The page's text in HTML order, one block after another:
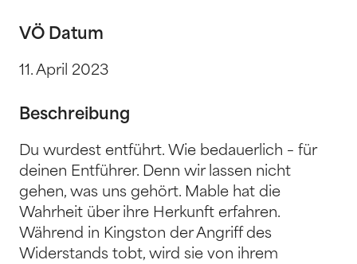
VÖ Datum
11. April 2023
Beschreibung
Du wurdest entführt. Wie bedauerlich – für
deinen Entführer. Denn wir lassen nicht
gehen, was uns gehört. Mable hat die
Wahrheit über ihre Herkunft erfahren.
Während in Kingston der Angriff des
Widerstands tobt, wird sie von ihrem